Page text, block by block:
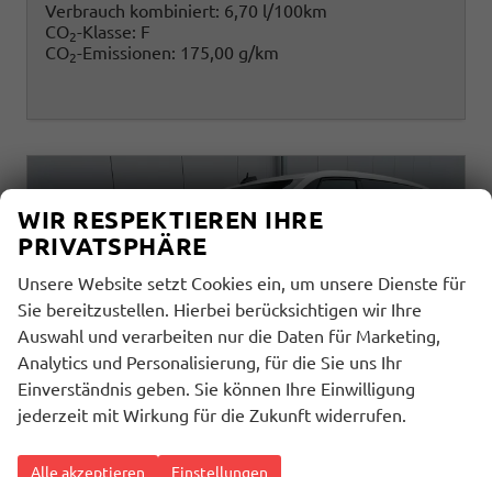
Verbrauch kombiniert: 6,70 l/100km
CO2-Klasse: F
CO2-Emissionen: 175,00 g/km
WIR RESPEKTIEREN IHRE
PRIVATSPHÄRE
Unsere Website setzt Cookies ein, um unsere Dienste für
Sie bereitzustellen. Hierbei berücksichtigen wir Ihre
Auswahl und verarbeiten nur die Daten für Marketing,
Analytics und Personalisierung, für die Sie uns Ihr
Einverständnis geben. Sie können Ihre Einwilligung
jederzeit mit Wirkung für die Zukunft widerrufen.
Alle akzeptieren Einstellungen